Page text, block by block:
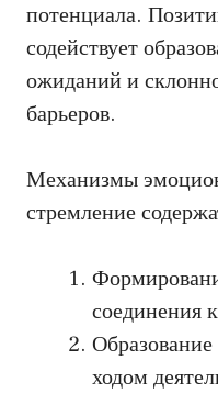
потенциала.
содействует
ожиданий и
барьеров.
Механизмы
стремление
соединения
ходом